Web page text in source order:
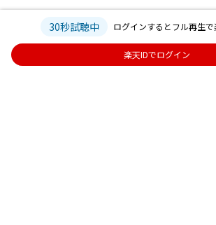
30秒試聴中 ログインするとフル再生で
楽天IDでログイン